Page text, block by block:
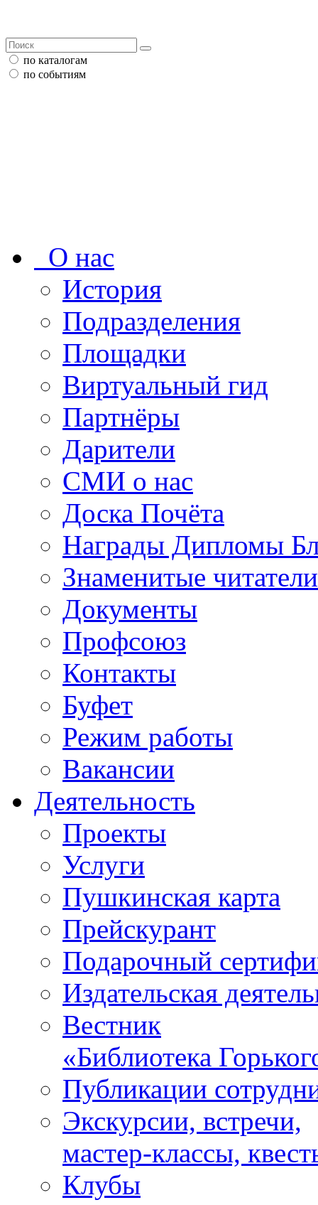
по каталогам
по событиям
О нас
История
Подразделения
Площадки
Виртуальный гид
Партнёры
Дарители
СМИ о нас
Доска Почёта
Награды Дипломы
Знаменитые
Документы
Профсоюз
Контакты
Буфет
Режим работы
Вакансии
Деятельность
Проекты
Услуги
Пушкинская карта
Прейскурант
Подарочный
Издательская
Вестник
«Библиотека
Публикации
Экскурсии, встречи,
мастер-классы,
Клубы